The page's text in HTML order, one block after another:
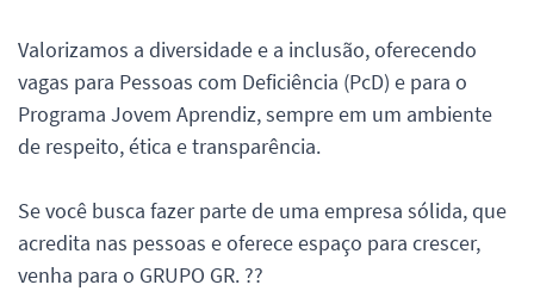
Valorizamos a diversidade e a inclusão, oferecendo
vagas para Pessoas com Deficiência (PcD) e para o
Programa Jovem Aprendiz, sempre em um ambiente
de respeito, ética e transparência.
Se você busca fazer parte de uma empresa sólida, que
acredita nas pessoas e oferece espaço para crescer,
venha para o GRUPO GR. ??